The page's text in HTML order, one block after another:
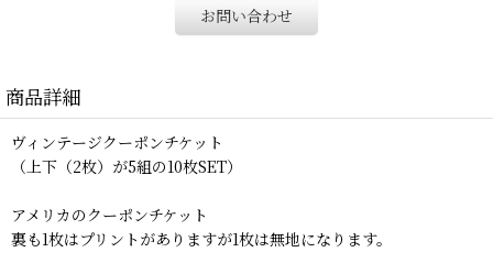
お問い合わせ
商品詳細
ヴィンテージクーポンチケット
（上下（2枚）が5組の10枚SET）
アメリカのクーポンチケット
裏も1枚はプリントがありますが1枚は無地になります。